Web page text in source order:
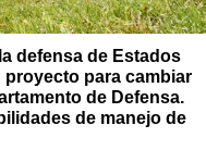
defensa de Estados
para cambiar
de Defensa.
de manejo de